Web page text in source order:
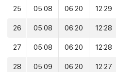
25 05:08 06:20 12:29
26 05:08 06:20 12:28
27 05:08 06:20 12:28
28 05:09 06:20 12:27